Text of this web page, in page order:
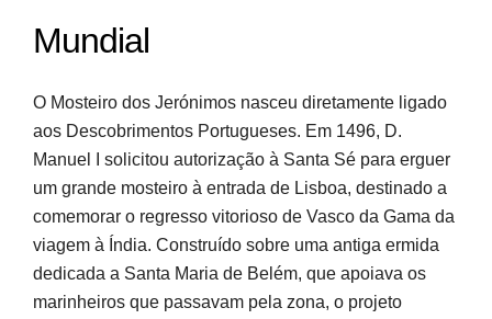
Mundial
O Mosteiro dos Jerónimos nasceu diretamente ligado
aos Descobrimentos Portugueses. Em 1496, D.
Manuel I solicitou autorização à Santa Sé para erguer
um grande mosteiro à entrada de Lisboa, destinado a
comemorar o regresso vitorioso de Vasco da Gama da
viagem à Índia. Construído sobre uma antiga ermida
dedicada a Santa Maria de Belém, que apoiava os
marinheiros que passavam pela zona, o projeto